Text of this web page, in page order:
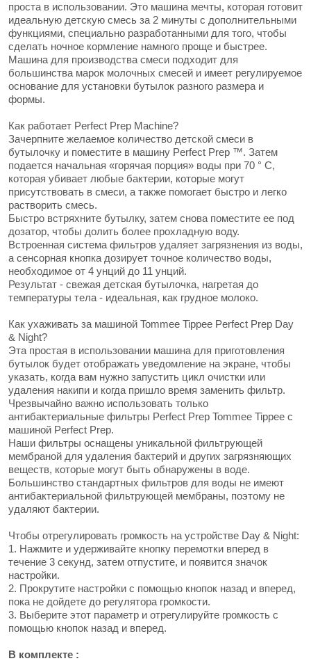
проста в использовании. Это машина мечты, которая готовит
идеальную детскую смесь за 2 минуты с дополнительными
функциями, специально разработанными для того, чтобы
сделать ночное кормление намного проще и быстрее.
Машина для производства смеси подходит для
большинства марок молочных смесей и имеет регулируемое
основание для установки бутылок разного размера и
формы.
Как работает Perfect Prep Machine?
Зачерпните желаемое количество детской смеси в
бутылочку и поместите в машину Perfect Prep ™. Затем
подается начальная «горячая порция» воды при 70 ° C,
которая убивает любые бактерии, которые могут
присутствовать в смеси, а также помогает быстро и легко
растворить смесь.
Быстро встряхните бутылку, затем снова поместите ее под
дозатор, чтобы долить более прохладную воду.
Встроенная система фильтров удаляет загрязнения из воды,
а сенсорная кнопка дозирует точное количество воды,
необходимое от 4 унций до 11 унций.
Результат - свежая детская бутылочка, нагретая до
температуры тела - идеальная, как грудное молоко.
Как ухаживать за машиной Tommee Tippee Perfect Prep Day
& Night?
Эта простая в использовании машина для приготовления
бутылок будет отображать уведомление на экране, чтобы
указать, когда вам нужно запустить цикл очистки или
удаления накипи и когда пришло время заменить фильтр.
Чрезвычайно важно использовать только
антибактериальные фильтры Perfect Prep Tommee Tippee с
машиной Perfect Prep.
Наши фильтры оснащены уникальной фильтрующей
мембраной для удаления бактерий и других загрязняющих
веществ, которые могут быть обнаружены в воде.
Большинство стандартных фильтров для воды не имеют
антибактериальной фильтрующей мембраны, поэтому не
удаляют бактерии.
Чтобы отрегулировать громкость на устройстве Day & Night:
1. Нажмите и удерживайте кнопку перемотки вперед в
течение 3 секунд, затем отпустите, и появится значок
настройки.
2. Прокрутите настройки с помощью кнопок назад и вперед,
пока не дойдете до регулятора громкости.
3. Выберите этот параметр и отрегулируйте громкость с
помощью кнопок назад и вперед.
В комплекте :